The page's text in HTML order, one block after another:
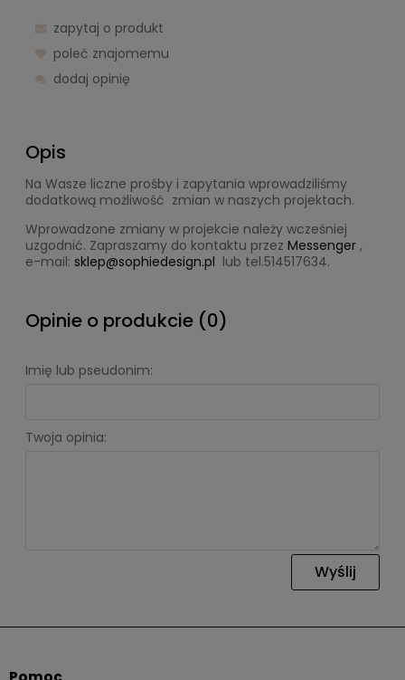
zapytaj o produkt
poleć znajomemu
dodaj opinię
Opis
Na Wasze liczne prośby i zapytania wprowadziliśmy
dodatkową możliwość zmian w naszych projektach.
Wprowadzone zmiany w projekcie należy wcześniej
uzgodnić. Zapraszamy do kontaktu przez Messenger ,
e-mail: sklep@sophiedesign.pl lub tel.514517634.
Opinie o produkcie (0)
Imię lub pseudonim:
Twoja opinia:
Wyślij